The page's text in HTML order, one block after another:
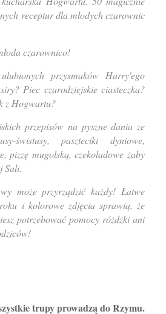
receptur dla młodych czarownic
czarownico!
przysmaków Harry'ego
Piec czarodziejskie ciasteczka?
z Hogwartu?
przepisów na pyszne dania ze
świstusy, paszteciki dyniowe,
pizzę mugolską, czekoladowe żaby
Sali.
może przyrządzić każdy! Łatwe
i kolorowe zdjęcia sprawią, że
potrzebować pomocy różdżki ani
trupy prowadzą do Rzymu.